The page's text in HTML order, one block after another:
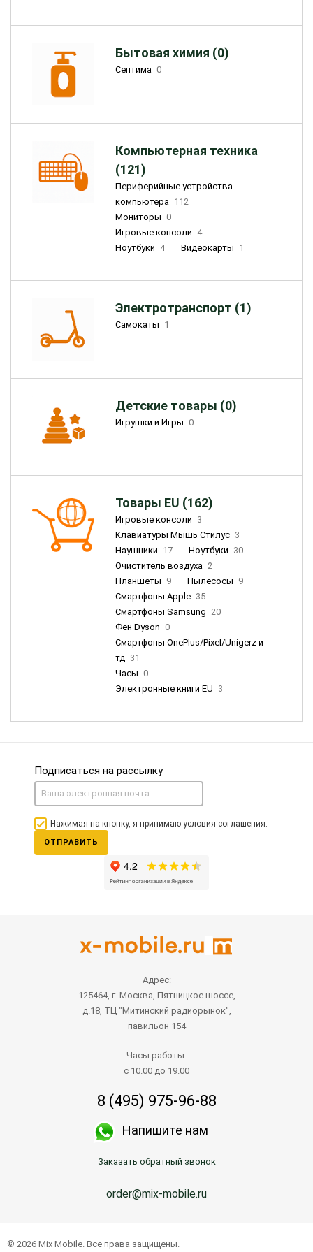
Бытовая химия (0)
Септима 0
Компьютерная техника
(121)
Периферийные устройства
компьютера 112
Мониторы 0
Игровые консоли 4
Ноутбуки 4 Видеокарты 1
Электротранспорт (1)
Самокаты 1
Детские товары (0)
Игрушки и Игры 0
Товары EU (162)
Игровые консоли 3
Клавиатуры Мышь Стилус 3
Наушники 17 Ноутбуки 30
Очиститель воздуха 2
Планшеты 9 Пылесосы 9
Смартфоны Apple 35
Смартфоны Samsung 20
Фен Dyson 0
Смартфоны OnePlus/Pixel/Unigerz и
тд 31
Часы 0
Электронные книги EU 3
Подписаться на рассылку
Нажимая на кнопку, я принимаю условия соглашения.
ОТПРАВИТЬ
Адрес:
125464, г. Москва, Пятницкое шоссе,
д.18, ТЦ "Митинский радиорынок",
павильон 154
Часы работы:
с 10.00 до 19.00
8 (495) 975-96-88
Напишите нам
Заказать обратный звонок
order@mix-mobile.ru
© 2026 Mix Mobile. Все права защищены.